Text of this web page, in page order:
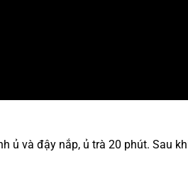
ủ và đậy nắp, ủ trà 20 phút. Sau